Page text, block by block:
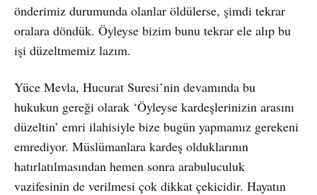
önderimiz durumunda olanlar öldülerse, şimdi tekrar
oralara döndük. Öyleyse bizim bunu tekrar ele alıp bu
işi düzeltmemiz lazım.
Yüce Mevla, Hucurat Suresi’nin devamında bu
hukukun gereği olarak ‘Öyleyse kardeşlerinizin arasını
düzeltin’ emri ilahisiyle bize bugün yapmamız gerekeni
emrediyor. Müslümanlara kardeş olduklarının
hatırlatılmasından hemen sonra arabuluculuk
vazifesinin de verilmesi çok dikkat çekicidir. Hayatın